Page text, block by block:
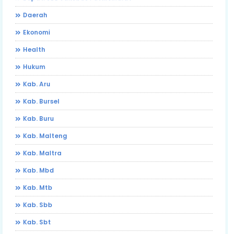
Daerah
Ekonomi
Health
Hukum
Kab. Aru
Kab. Bursel
Kab. Buru
Kab. Malteng
Kab. Maltra
Kab. Mbd
Kab. Mtb
Kab. Sbb
Kab. Sbt